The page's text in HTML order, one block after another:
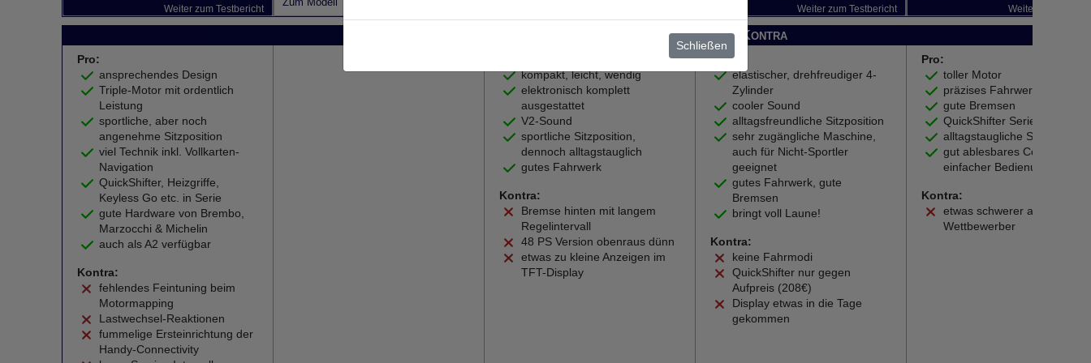
Weiter zum Testbericht Weiter zum Testbericht Weiter zum
Pro und Kontra
Pro:
ansprechendes Design
Triple-Motor mit ordentlich
Leistung
sportliche, aber noch
angenehme Sitzposition
viel Technik inkl. Vollkarten-
Navigation
QuickShifter, Heizgriffe,
Keyless Go etc. in Serie
gute Hardware von Brembo,
Marzocchi & Michelin
auch als A2 verfügbar
Kontra:
fehlendes Feintuning beim
Motormapping
Lastwechsel-Reaktionen
fummelige Ersteinrichtung der
Handy-Connectivity
kompakt, leicht, wendig
elektronisch komplett
ausgestattet
V2-Sound
sportliche Sitzposition,
dennoch alltagstauglich
gutes Fahrwerk
Kontra:
Bremse hinten mit langem
Regelintervall
48 PS Version obenraus dünn
etwas zu kleine Anzeigen im
TFT-Display
Pro:
elastischer, drehfreudiger 4-
Zylinder
cooler Sound
alltagsfreundliche Sitzposition
sehr zugängliche Maschine,
auch für Nicht-Sportler
geeignet
gutes Fahrwerk, gute
Bremsen
bringt voll Laune!
Kontra:
keine Fahrmodi
QuickShifter nur gegen
Aufpreis (208€)
Display etwas in die Tage
gekommen
Pro:
toller Motor
präzises Fahrwerk
gute Bremsen
QuickShifter Serie
alltagstaugliche Sitzposition
gut ablesbares Cockpit mit
einfacher Bedienung
Kontra:
etwas schwerer als die
Wettbewerber
Schließen